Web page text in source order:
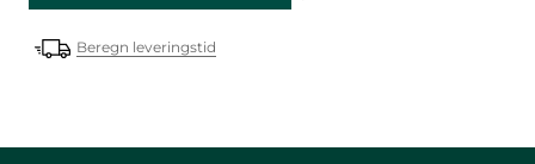
Beregn leveringstid